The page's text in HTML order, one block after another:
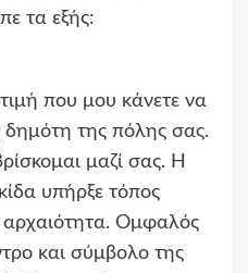
τα εξής:
που μου κάνετε να
δημότη της πόλης σας.
μαζί σας. Η
υπήρξε τόπος
Ομφαλός
και σύμβολο της